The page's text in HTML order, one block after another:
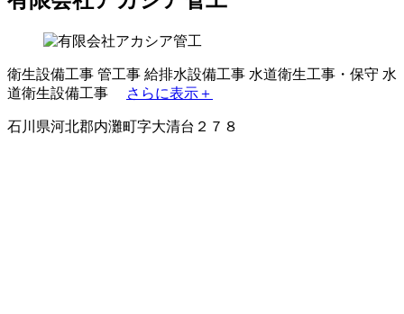
衛生設備工事 管工事 給排水設備工事 水道衛生工事・保守 水
道衛生設備工事
さらに表示＋
石川県河北郡内灘町字大清台２７８